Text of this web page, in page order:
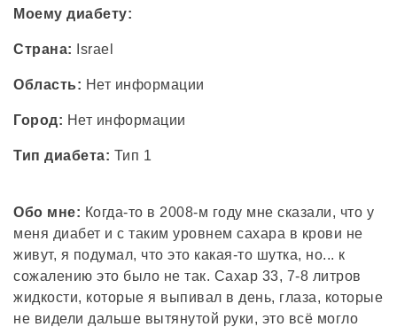
Моему диабету:
Страна: Israel
Область: Нет информации
Город: Нет информации
Тип диабета: Тип 1
Обо мне: Когда-то в 2008-м году мне сказали, что у
меня диабет и с таким уровнем сахара в крови не
живут, я подумал, что это какая-то шутка, но... к
сожалению это было не так. Сахар 33, 7-8 литров
жидкости, которые я выпивал в день, глаза, которые
не видели дальше вытянутой руки, это всё могло